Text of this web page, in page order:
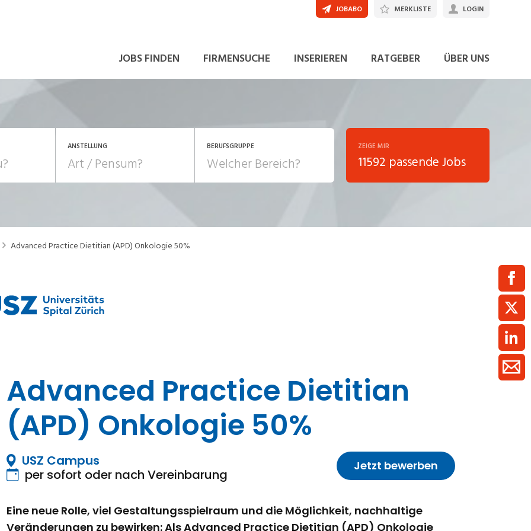
JOBS FINDEN FIRMENSUCHE INSERIEREN RATGEBER ÜBER UNS
JOBABO MERKLISTE LOGIN
ANSTELLUNG
Temporär (befristet)
Ferienjob
BERUFSGRUPPE
Human Resources Einkauf, Logistik, Transport,
Facility Management,
Mechanik, Elektronik, Optik
(Fertigung)
Medizin, Gesundheitswesen,
Pflege
Verkauf, Handel, Kundenberatung,
Aussendienst
ZEIGE MIR
11592 passende Jobs
Advanced Practice Dietitian (APD) Onkologie 50%
JETZT BEWERBEN